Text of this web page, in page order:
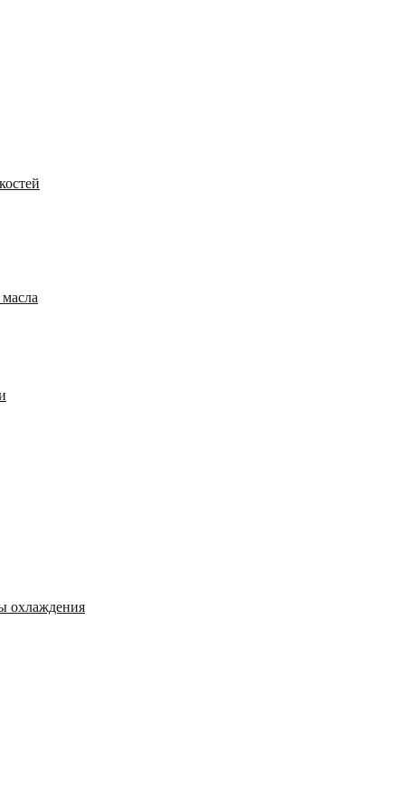
охлаждения